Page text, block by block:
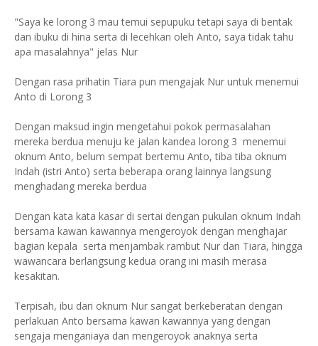
"Saya ke lorong 3 mau temui sepupuku tetapi saya di bentak
dan ibuku di hina serta di lecehkan oleh Anto, saya tidak tahu
apa masalahnya" jelas Nur
Dengan rasa prihatin Tiara pun mengajak Nur untuk menemui
Anto di Lorong 3
Dengan maksud ingin mengetahui pokok permasalahan
mereka berdua menuju ke jalan kandea lorong 3 menemui
oknum Anto, belum sempat bertemu Anto, tiba tiba oknum
Indah (istri Anto) serta beberapa orang lainnya langsung
menghadang mereka berdua
Dengan kata kata kasar di sertai dengan pukulan oknum Indah
bersama kawan kawannya mengeroyok dengan menghajar
bagian kepala serta menjambak rambut Nur dan Tiara, hingga
wawancara berlangsung kedua orang ini masih merasa
kesakitan.
Terpisah, ibu dari oknum Nur sangat berkeberatan dengan
perlakuan Anto bersama kawan kawannya yang dengan
sengaja menganiaya dan mengeroyok anaknya serta